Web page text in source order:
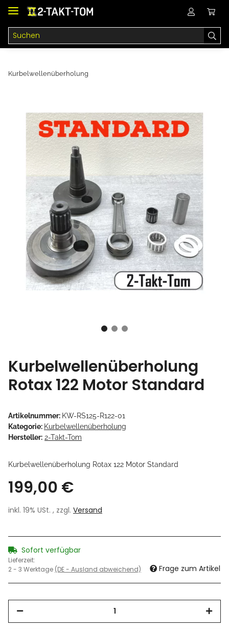
Kurbelwellenüberholung
Kurbelwellenüberholung
Rotax 122 Motor Standard
Artikelnummer: KW-RS125-R122-01
Kategorie: Kurbelwellenüberholung
Hersteller: 2-Takt-Tom
Kurbelwellenüberholung Rotax 122 Motor Standard
199,00 €
inkl. 19% USt. , zzgl. Versand
Sofort verfügbar
Lieferzeit:
2 - 3 Werktage (DE - Ausland abweichend) Frage zum Artikel